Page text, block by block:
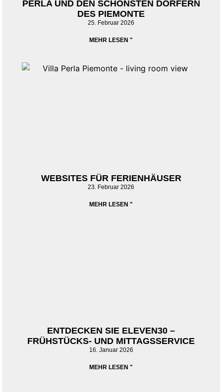
PERLA UND DEN SCHÖNSTEN DÖRFERN
DES PIEMONTE
25. Februar 2026
MEHR LESEN "
WEBSITES FÜR FERIENHÄUSER
23. Februar 2026
MEHR LESEN "
ENTDECKEN SIE ELEVEN30 –
FRÜHSTÜCKS- UND MITTAGSSERVICE
16. Januar 2026
MEHR LESEN "